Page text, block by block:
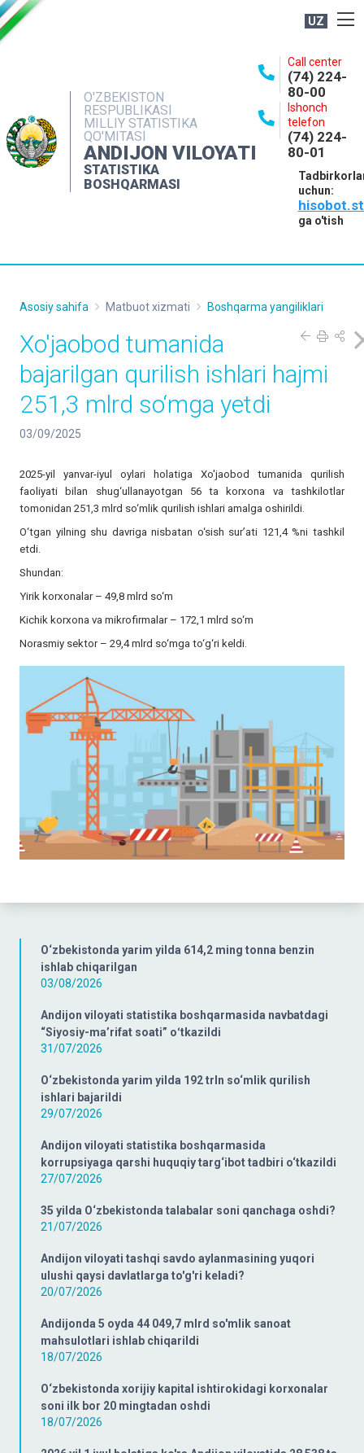
UZ
O'ZBEKISTON
RESPUBLIKASI
MILLIY STATISTIKA
QO'MITASI
ANDIJON VILOYATI
STATISTIKA
BOSHQARMASI
Call center
(74) 224-
80-00
Ishonch
telefon
(74) 224-
80-01
uchun:
ga o'tish
NASHRLAR
INTERAKTIV XIZMATLAR
MATBUOT XIZMATI
MUROJAATLAR
O‘zbekistonda yarim yilda 614,2 ming tonna benzin
ishlab chiqarilgan
03/08/2026
Andijon viloyati statistika boshqarmasida navbatdagi
“Siyosiy-ma’rifat soati” oʻtkazildi
31/07/2026
O‘zbekistonda yarim yilda 192 trln so‘mlik qurilish
ishlari bajarildi
29/07/2026
Andijon viloyati statistika boshqarmasida
korrupsiyaga qarshi huquqiy targ‘ibot tadbiri o‘tkazildi
27/07/2026
35 yilda O‘zbekistonda talabalar soni qanchaga oshdi?
21/07/2026
Andijon viloyati tashqi savdo aylanmasining yuqori
ulushi qaysi davlatlarga to'g'ri keladi?
20/07/2026
Andijonda 5 oyda 44 049,7 mlrd so'mlik sanoat
mahsulotlari ishlab chiqarildi
18/07/2026
O‘zbekistonda xorijiy kapital ishtirokidagi korxonalar
soni ilk bor 20 mingtadan oshdi
18/07/2026
Asosiy sahifa Matbuot xizmati Boshqarma yangiliklari
Xo'jaobod tumanida
bajarilgan qurilish ishlari hajmi
251,3 mlrd so‘mga yetdi
03/09/2025
2025-yil yanvar-iyul oylari holatiga Xo'jaobod tumanida qurilish
faoliyati bilan shug‘ullanayotgan 56 ta korxona va tashkilotlar
tomonidan 251,3 mlrd so‘mlik qurilish ishlari amalga oshirildi.
O‘tgan yilning shu davriga nisbatan o‘sish sur’ati 121,4 %ni tashkil
etdi.
Shundan:
Yirik korxonalar – 49,8 mlrd so‘m
Kichik korxona va mikrofirmalar – 172,1 mlrd so‘m
Norasmiy sektor – 29,4 mlrd so‘mga to‘g‘ri keldi.